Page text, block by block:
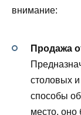
внимание:
Продажа
столовых
способы
место, оно